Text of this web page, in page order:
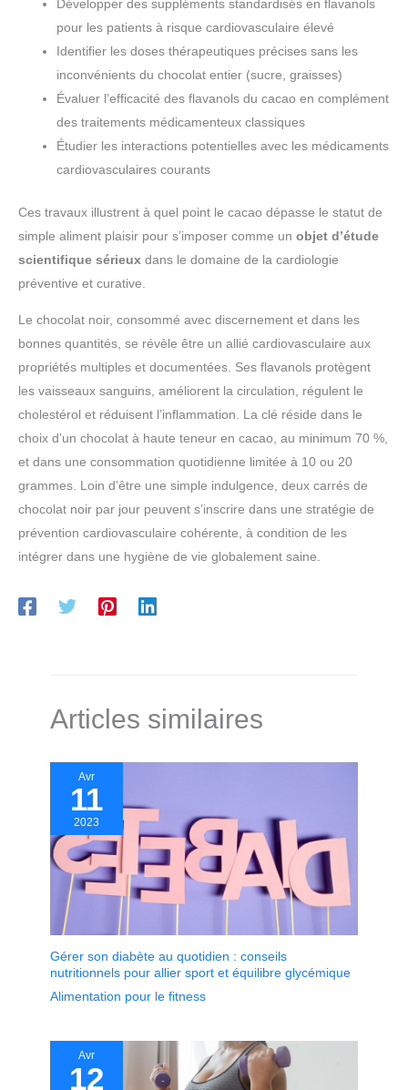
Développer des suppléments standardisés en flavanols
pour les patients à risque cardiovasculaire élevé
Identifier les doses thérapeutiques précises sans les
inconvénients du chocolat entier (sucre, graisses)
Évaluer l’efficacité des flavanols du cacao en complément
des traitements médicamenteux classiques
Étudier les interactions potentielles avec les médicaments
cardiovasculaires courants
Ces travaux illustrent à quel point le cacao dépasse le statut de
simple aliment plaisir pour s’imposer comme un objet d’étude
scientifique sérieux dans le domaine de la cardiologie
préventive et curative.
Le chocolat noir, consommé avec discernement et dans les
bonnes quantités, se révèle être un allié cardiovasculaire aux
propriétés multiples et documentées. Ses flavanols protègent
les vaisseaux sanguins, améliorent la circulation, régulent le
cholestérol et réduisent l’inflammation. La clé réside dans le
choix d’un chocolat à haute teneur en cacao, au minimum 70 %,
et dans une consommation quotidienne limitée à 10 ou 20
grammes. Loin d’être une simple indulgence, deux carrés de
chocolat noir par jour peuvent s’inscrire dans une stratégie de
prévention cardiovasculaire cohérente, à condition de les
intégrer dans une hygiène de vie globalement saine.
Articles similaires
Avr
11
2023
Gérer son diabète au quotidien : conseils
nutritionnels pour allier sport et équilibre glycémique
Alimentation pour le fitness
Avr
12